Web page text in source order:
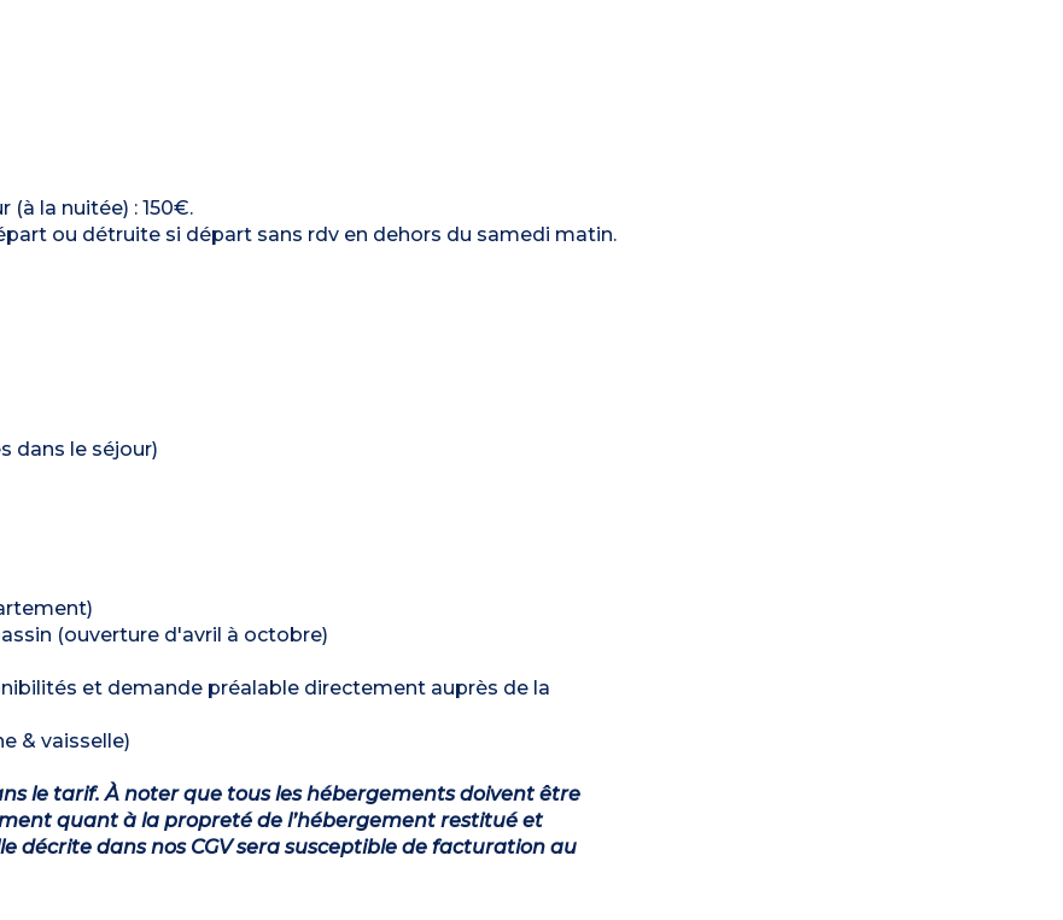
(à la nuitée) : 150€.
ou détruite si départ sans rdv en dehors du samedi matin.
dans le séjour)
(ouverture d'avril à octobre)
et demande préalable directement auprès de la
& vaisselle)
le tarif. À noter que tous les hébergements doivent être
quant à la propreté de l’hébergement restitué et
dans nos CGV sera susceptible de facturation au